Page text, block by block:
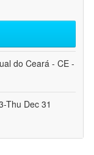
do Ceará - CE -
Thu Dec 31